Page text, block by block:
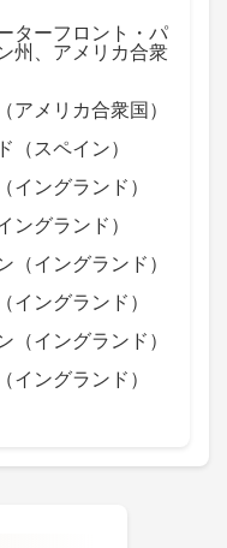
ターフロント・パ
州、アメリカ合衆
アメリカ合衆国）
（スペイン）
イングランド）
ングランド）
（イングランド）
イングランド）
（イングランド）
イングランド）